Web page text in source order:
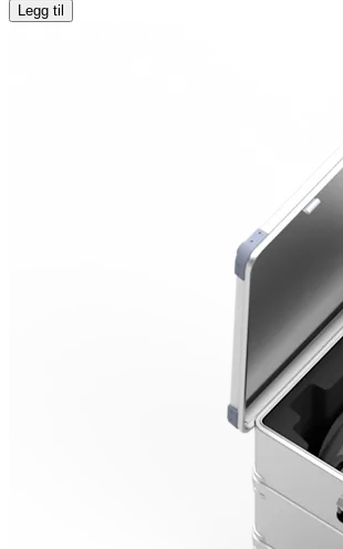
Legg til